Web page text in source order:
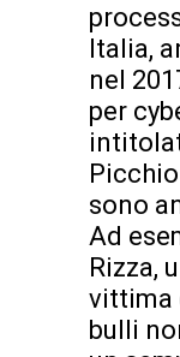
Italia,
nel
per
sono
Ad
Rizza,
vittima
bulli